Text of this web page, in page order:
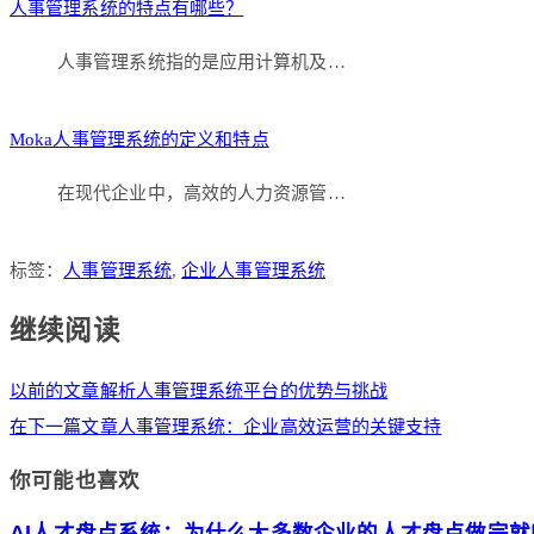
人事管理系统的特点有哪些？
人事管理系统指的是应用计算机及…
Moka人事管理系统的定义和特点
在现代企业中，高效的人力资源管…
标签： 人事管理系统,企业人事管理系统
继续阅读
以前的文章解析人事管理系统平台的优势与挑战
在下一篇文章人事管理系统：企业高效运营的关键支持
你可能也喜欢